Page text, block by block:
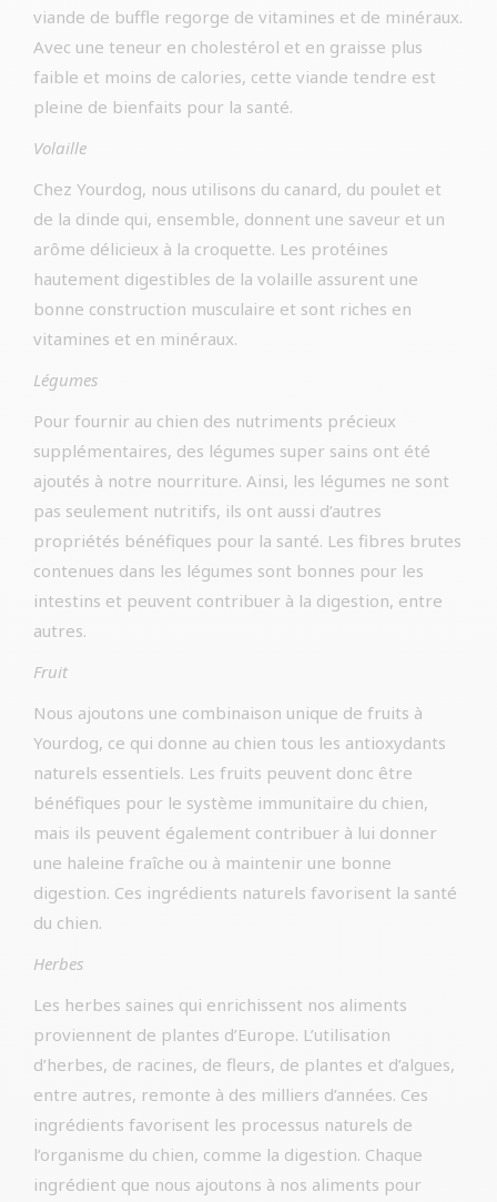
viande de buffle regorge de vitamines et de minéraux.
Avec une teneur en cholestérol et en graisse plus
faible et moins de calories, cette viande tendre est
pleine de bienfaits pour la santé.
Volaille
Chez Yourdog, nous utilisons du canard, du poulet et
de la dinde qui, ensemble, donnent une saveur et un
arôme délicieux à la croquette. Les protéines
hautement digestibles de la volaille assurent une
bonne construction musculaire et sont riches en
vitamines et en minéraux.
Légumes
Pour fournir au chien des nutriments précieux
supplémentaires, des légumes super sains ont été
ajoutés à notre nourriture. Ainsi, les légumes ne sont
pas seulement nutritifs, ils ont aussi d’autres
propriétés bénéfiques pour la santé. Les fibres brutes
contenues dans les légumes sont bonnes pour les
intestins et peuvent contribuer à la digestion, entre
autres.
Fruit
Nous ajoutons une combinaison unique de fruits à
Yourdog, ce qui donne au chien tous les antioxydants
naturels essentiels. Les fruits peuvent donc être
bénéfiques pour le système immunitaire du chien,
mais ils peuvent également contribuer à lui donner
une haleine fraîche ou à maintenir une bonne
digestion. Ces ingrédients naturels favorisent la santé
du chien.
Herbes
Les herbes saines qui enrichissent nos aliments
proviennent de plantes d’Europe. L’utilisation
d’herbes, de racines, de fleurs, de plantes et d’algues,
entre autres, remonte à des milliers d’années. Ces
ingrédients favorisent les processus naturels de
l’organisme du chien, comme la digestion. Chaque
ingrédient que nous ajoutons à nos aliments pour